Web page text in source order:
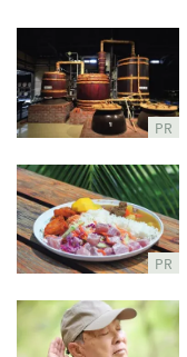
PR
PR